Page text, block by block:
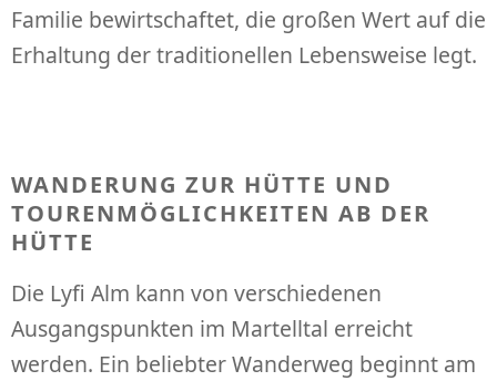
Familie bewirtschaftet, die großen Wert auf die
Erhaltung der traditionellen Lebensweise legt.
WANDERUNG ZUR HÜTTE UND
TOURENMÖGLICHKEITEN AB DER
HÜTTE
Die Lyfi Alm kann von verschiedenen
Ausgangspunkten im Martelltal erreicht
werden. Ein beliebter Wanderweg beginnt am